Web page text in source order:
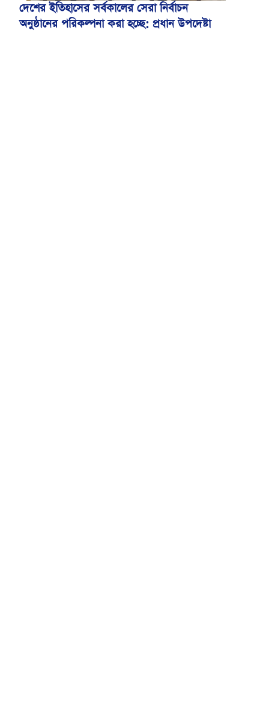
দেশের ইতিহাসের সর্বকালের সেরা নির্বাচন
অনুষ্ঠানের পরিকল্পনা করা হচ্ছে: প্রধান উপদেষ্টা